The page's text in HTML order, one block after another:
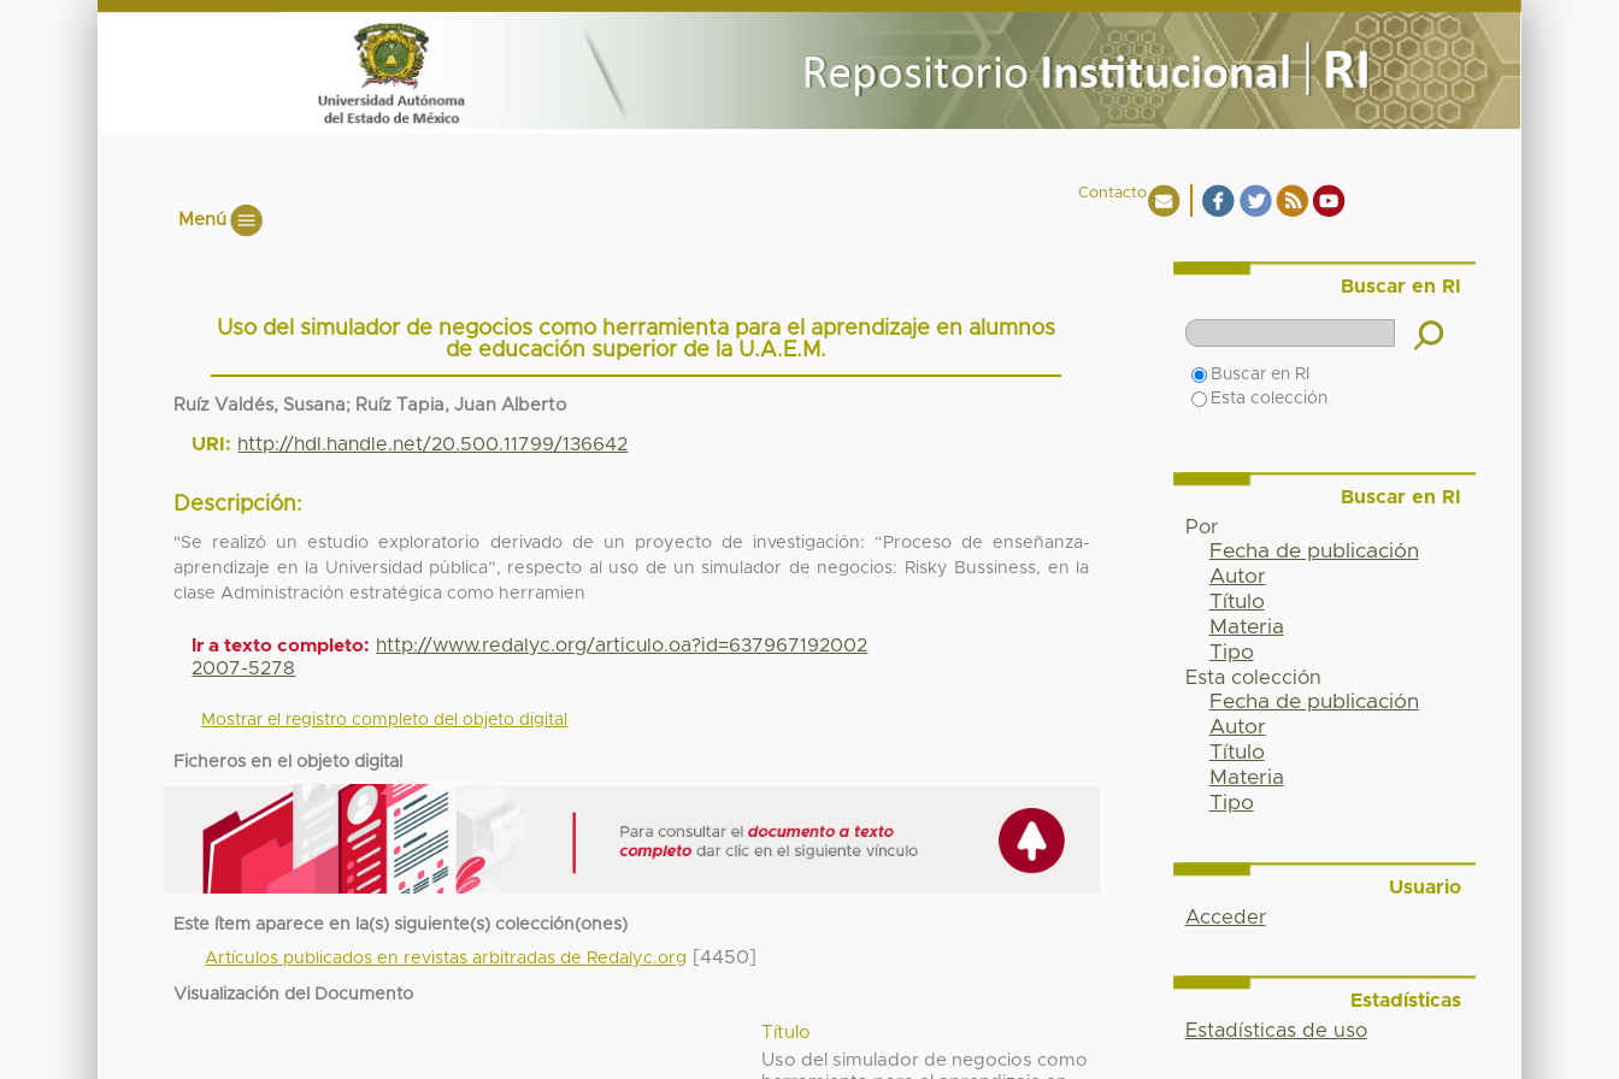
Contacto
Menú
Uso del simulador de negocios como herramienta para el aprendizaje en alumnos
de educación superior de la U.A.E.M.
Ruíz Valdés, Susana; Ruíz Tapia, Juan Alberto
URI: http://hdl.handle.net/20.500.11799/136642
Descripción:
"Se realizó un estudio exploratorio derivado de un proyecto de investigación: “Proceso de enseñanza-
aprendizaje en la Universidad pública”, respecto al uso de un simulador de negocios: Risky Bussiness, en la
clase Administración estratégica como herramien
Ir a texto completo: http://www.redalyc.org/articulo.oa?id=637967192002
2007-5278
Mostrar el registro completo del objeto digital
Ficheros en el objeto digital
Este ítem aparece en la(s) siguiente(s) colección(ones)
Artículos publicados en revistas arbitradas de Redalyc.org
[4450]
Visualización del Documento
Título
Uso del simulador de negocios como
Buscar en RI
Buscar en RI
Esta colección
Buscar en RI
Por
Fecha de publicación
Autor
Título
Materia
Tipo
Esta colección
Fecha de publicación
Autor
Título
Materia
Tipo
Usuario
Acceder
Estadísticas
Estadísticas de uso